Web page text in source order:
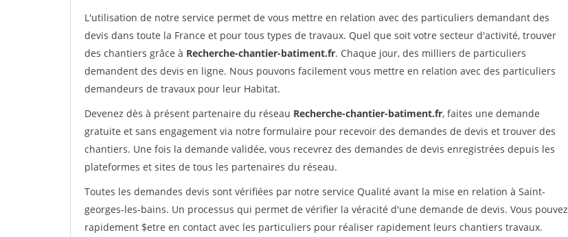
L'utilisation de notre service permet de vous mettre en relation avec des particuliers demandant des
devis dans toute la France et pour tous types de travaux. Quel que soit votre secteur d'activité, trouver
des chantiers grâce à Recherche-chantier-batiment.fr. Chaque jour, des milliers de particuliers
demandent des devis en ligne. Nous pouvons facilement vous mettre en relation avec des particuliers
demandeurs de travaux pour leur Habitat.
Devenez dès à présent partenaire du réseau Recherche-chantier-batiment.fr, faites une demande
gratuite et sans engagement via notre formulaire pour recevoir des demandes de devis et trouver des
chantiers. Une fois la demande validée, vous recevrez des demandes de devis enregistrées depuis les
plateformes et sites de tous les partenaires du réseau.
Toutes les demandes devis sont vérifiées par notre service Qualité avant la mise en relation à Saint-
georges-les-bains. Un processus qui permet de vérifier la véracité d'une demande de devis. Vous pouvez
rapidement $etre en contact avec les particuliers pour réaliser rapidement leurs chantiers travaux.